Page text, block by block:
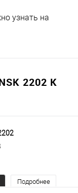
узнать на
2202 K
Подробнее